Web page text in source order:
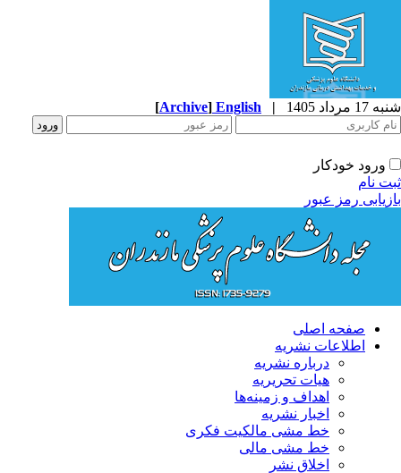
1405
|
English
[Archive]
ورود خودکار
نام
رمز عبور
صفحه اصلی
اطلاعات نشریه
درباره نشریه
هیات تحریریه
اهداف و زمینه‌ها
اخبار نشریه
خط مشی مالکیت فکری
خط مشی مالی
اخلاق نشر